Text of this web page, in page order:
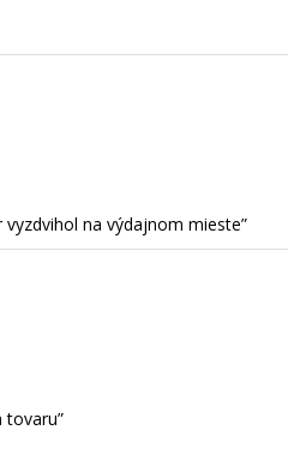
na výdajnom mieste
tovaru